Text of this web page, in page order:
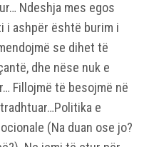
Ndeshja mes egos
i ashpër është burim i
se dihet të
dhe nëse nuk e
Fillojmë të besojmë në
e
(Na duan ose jo?